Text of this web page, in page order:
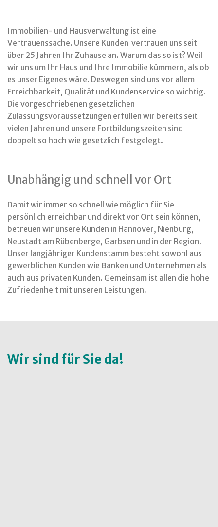
Immobilien- und Hausverwaltung ist eine
Vertrauenssache. Unsere Kunden vertrauen uns seit
über 25 Jahren Ihr Zuhause an. Warum das so ist? Weil
wir uns um Ihr Haus und Ihre Immobilie kümmern, als ob
es unser Eigenes wäre. Deswegen sind uns vor allem
Erreichbarkeit, Qualität und Kundenservice so wichtig.
Die vorgeschriebenen gesetzlichen
Zulassungsvoraussetzungen erfüllen wir bereits seit
vielen Jahren und unsere Fortbildungszeiten sind
doppelt so hoch wie gesetzlich festgelegt.
Unabhängig und schnell vor Ort
Damit wir immer so schnell wie möglich für Sie
persönlich erreichbar und direkt vor Ort sein können,
betreuen wir unsere Kunden in Hannover, Nienburg,
Neustadt am Rübenberge, Garbsen und in der Region.
Unser langjähriger Kundenstamm besteht sowohl aus
gewerblichen Kunden wie Banken und Unternehmen als
auch aus privaten Kunden. Gemeinsam ist allen die hohe
Zufriedenheit mit unseren Leistungen.
Wir sind für Sie da!